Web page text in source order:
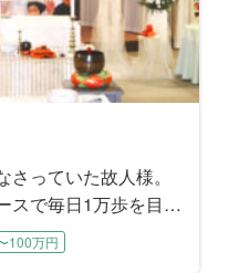
っていた故人様。
スで毎日1万歩を目標
、88歳で旅立たれる
ることなくお過ごし
100万円